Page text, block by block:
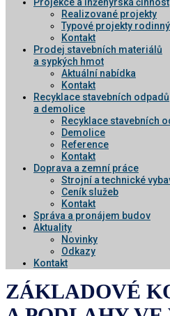
Realizované projekty
Typové projekty
Kontakt
Prodej stavebních materiálů
a sypkých hmot
Aktuální nabídka
Kontakt
Recyklace stavebních odpadů
a demolice
Recyklace stavebních
Demolice
Reference
Kontakt
Doprava a zemní práce
Strojní a technické
Ceník služeb
Kontakt
Správa a pronájem budov
Aktuality
Novinky
Odkazy
Kontakt
ZÁKLADOVÉ